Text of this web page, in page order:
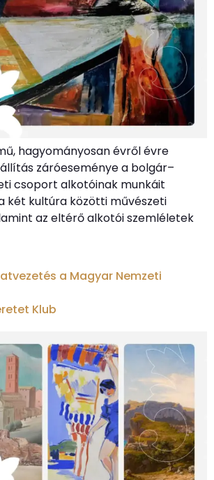
hagyományosan évről évre
záróeseménye a bolgár–
csoport alkotóinak munkáit
két kultúra közötti művészeti
az eltérő alkotói szemléletek
a Magyar Nemzeti
Klub